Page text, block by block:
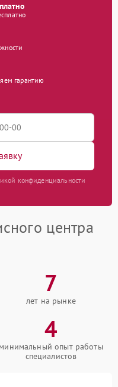
гарантию
конфиденциальности
центра
7
лет на рынке
4
минимальный опыт работы
специалистов